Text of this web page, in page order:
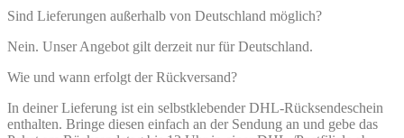
Sind Lieferungen außerhalb von Deutschland möglich?
Nein. Unser Angebot gilt derzeit nur für Deutschland.
Wie und wann erfolgt der Rückversand?
In deiner Lieferung ist ein selbstklebender DHL-Rücksendeschein
enthalten. Bringe diesen einfach an der Sendung an und gebe das